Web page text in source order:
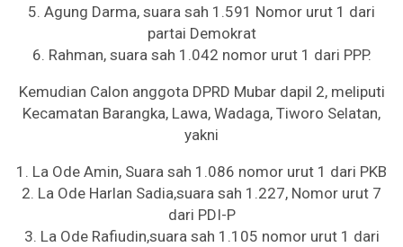
5. Agung Darma, suara sah 1.591 Nomor urut 1 dari
partai Demokrat
6. Rahman, suara sah 1.042 nomor urut 1 dari PPP.
Kemudian Calon anggota DPRD Mubar dapil 2, meliputi
Kecamatan Barangka, Lawa, Wadaga, Tiworo Selatan,
yakni
1. La Ode Amin, Suara sah 1.086 nomor urut 1 dari PKB
2. La Ode Harlan Sadia,suara sah 1.227, Nomor urut 7
dari PDI-P
3. La Ode Rafiudin,suara sah 1.105 nomor urut 1 dari